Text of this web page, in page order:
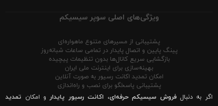
ویژگی‌های اصلی سوپر سیسیکم
پشتیبانی از مسیرهای متنوع ماهواره‌ای
پینگ پایین و اتصال پایدار در تمامی ساعات شبانه‌روز
بازگشایی سریع کانال‌ها بدون تنظیمات پیچیده
بهینه‌سازی برای اینترنت ملی ایران
امکان تمدید اکانت رسیور به صورت آنلاین
پشتیبانی پاسخگو برای نصب و راه‌اندازی
اگر به دنبالفروش سیسیکم حرفه‌ای، اکانت رسیور پایدارو امکان تمدید